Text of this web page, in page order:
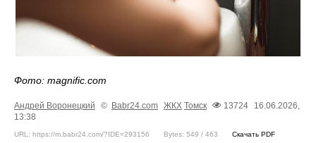
Фото: magnific.com
Андрей Воронецкий © Babr24.com ЖКХ Томск 13724
16.06.2026,
13:38
URL: https://m.babr24.com/?IDE=293156 Bytes: 549 / 463 Скачать PDF